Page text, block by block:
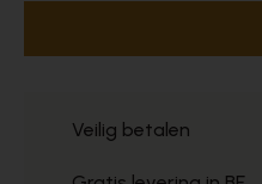
Veilig betalen